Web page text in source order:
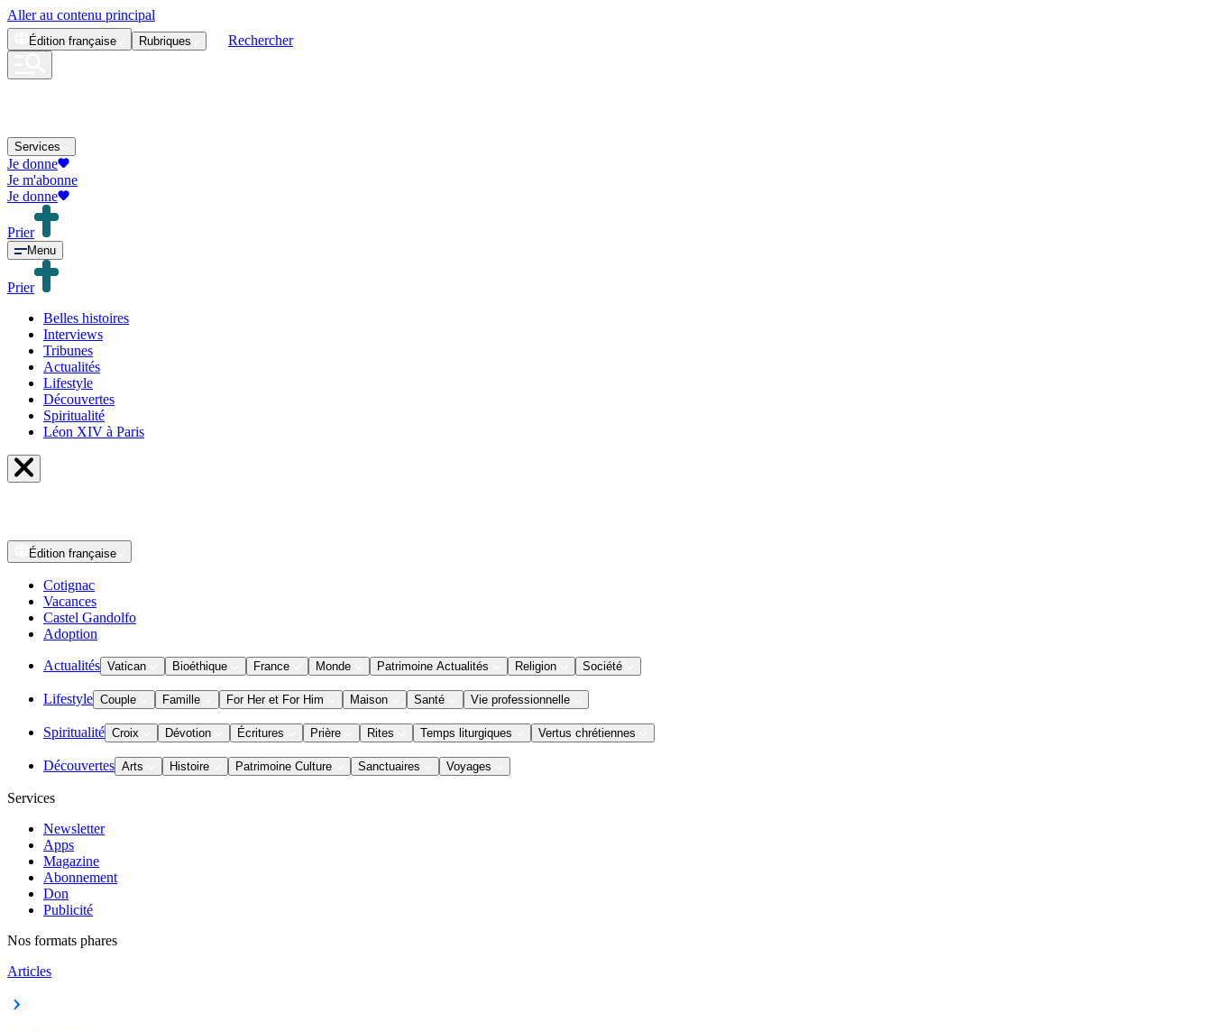
Aller au contenu principal
Édition française Rubriques Rechercher
Services
Je donne
Je m'abonne
Je donne
Prier
Menu
Prier
Belles histoires
Interviews
Tribunes
Actualités
Lifestyle
Découvertes
Spiritualité
Léon XIV à Paris
Édition française
Cotignac
Vacances
Castel Gandolfo
Adoption
Actualités Vatican Bioéthique France Monde Patrimoine Actualités Religion Société
Lifestyle Couple Famille For Her et For Him Maison Santé Vie professionnelle
Spiritualité Croix Dévotion Écritures Prière Rites Temps liturgiques Vertus chrétiennes
Découvertes Arts Histoire Patrimoine Culture Sanctuaires Voyages
Services
Newsletter
Apps
Magazine
Abonnement
Don
Publicité
Nos formats phares
Articles